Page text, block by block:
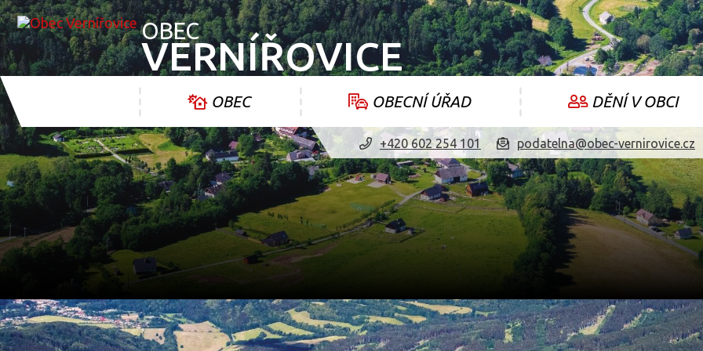
OBEC
VERNÍŘOVICE
OBEC OBECNÍ ÚŘAD DĚNÍ V OBCI
+420 602 254 101 podatelna@obec-vernirovice.cz